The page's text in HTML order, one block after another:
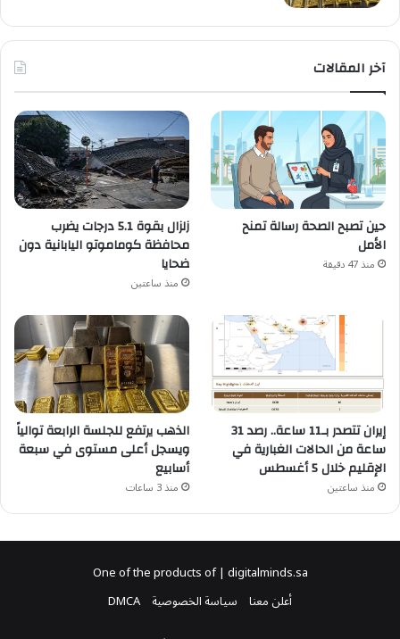
آخر المقالات
حين تصبح الصحة رسالة تمنح
الأمل
منذ 47 دقيقة
زلزال بقوة 5.1 درجات يضرب
محافظة كوماموتو اليابانية دون
ضحايا
منذ ساعتين
إيران تتصدر بـ11 ساعة.. رصد 31
ساعة من الحالات الغبارية في
الإقليم خلال 5 أغسطس
منذ ساعتين
الذهب يرتفع للجلسة الرابعة توالياً
ويسجل أعلى مستوى في سبعة
أسابيع
منذ 3 ساعات
One of the products of | digitalminds.sa
أعلن معنا سياسة الخصوصية DMCA